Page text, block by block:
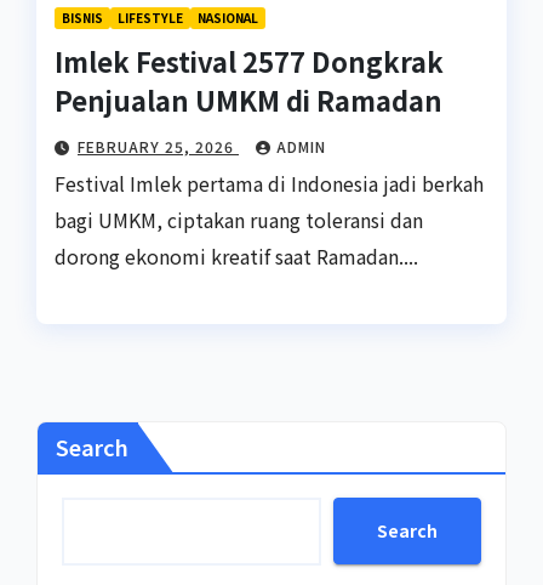
BISNIS LIFESTYLE NASIONAL
Imlek Festival 2577 Dongkrak
Penjualan UMKM di Ramadan
FEBRUARY 25, 2026 ADMIN
Festival Imlek pertama di Indonesia jadi berkah
bagi UMKM, ciptakan ruang toleransi dan
dorong ekonomi kreatif saat Ramadan....
Search
Search